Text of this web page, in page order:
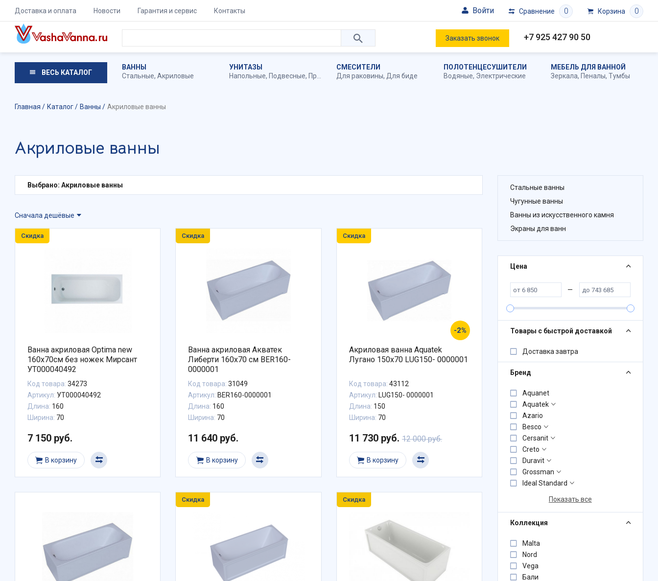
Доставка и оплата Новости Гарантия и сервис Контакты Войти Сравнение 0 Корзина 0
Заказать звонок +7 925 427 90 50
ВЕСЬ КАТАЛОГ
ВАННЫ
Стальные, Акриловые
УНИТАЗЫ
Напольные, Подвесные, Приставные
СМЕСИТЕЛИ
Для раковины, Для биде
ПОЛОТЕНЦЕСУШИТЕЛИ
Водяные, Электрические
МЕБЕЛЬ ДЛЯ ВАННОЙ
Зеркала, Пеналы, Тумбы
Главная Каталог Ванны Акриловые ванны
Акриловые ванны
Выбрано: Акриловые ванны
Сначала дешёвые
Скидка
Ванна акриловая Optima new
160х70см без ножек Мирсант
УТ000040492
Код товара: 34273
Артикул: УТ000040492
Длина: 160
Ширина: 70
7 150 руб.
В корзину
Скидка
Ванна акриловая Акватек
Либерти 160x70 см BER160-
0000001
Код товара: 31049
Артикул: BER160-0000001
Длина: 160
Ширина: 70
11 640 руб.
В корзину
Скидка
-2%
Акриловая ванна Aquatek
Лугано 150x70 LUG150- 0000001
Код товара: 43112
Артикул: LUG150- 0000001
Длина: 150
Ширина: 70
11 730 руб. 12 000 руб.
В корзину
Скидка Скидка
Стальные ванны
Чугунные ванны
Ванны из искусственного камня
Экраны для ванн
Цена
—
Товары с быстрой доставкой
Доставка завтра
Бренд
Aquanet
Aquatek
Azario
Besco
Cersanit
Creto
Duravit
Grossman
Ideal Standard
Показать все
Коллекция
Malta
Nord
Vega
Бали